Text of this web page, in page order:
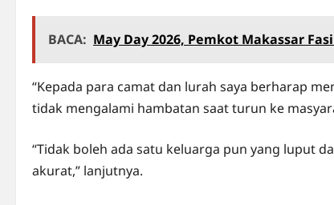
BACA: May Day 2026, Pemkot Makassar
“Kepada para camat dan lurah saya berharap
tidak mengalami hambatan saat turun ke
“Tidak boleh ada satu keluarga pun yang luput
akurat,” lanjutnya.